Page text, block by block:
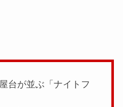
台が並ぶ「ナイトフ